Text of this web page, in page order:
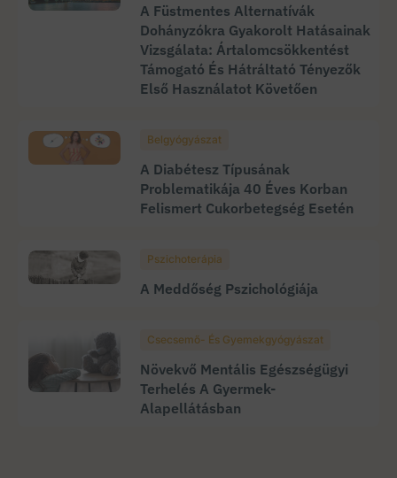
A Füstmentes Alternatívák
Dohányzókra Gyakorolt Hatásainak
Vizsgálata: Ártalomcsökkentést
Támogató És Hátráltató Tényezők
Első Használatot Követően
Belgyógyászat
A Diabétesz Típusának
Problematikája 40 Éves Korban
Felismert Cukorbetegség Esetén
Pszichoterápia
A Meddőség Pszichológiája
Csecsemő- És Gyemekgyógyászat
Növekvő Mentális Egészségügyi
Terhelés A Gyermek-
Alapellátásban